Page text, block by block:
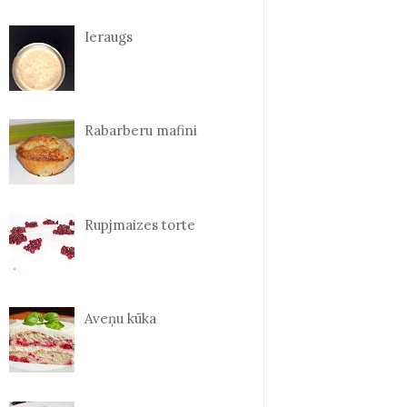
Ieraugs
Rabarberu mafini
Rupjmaizes torte
Aveņu kūka